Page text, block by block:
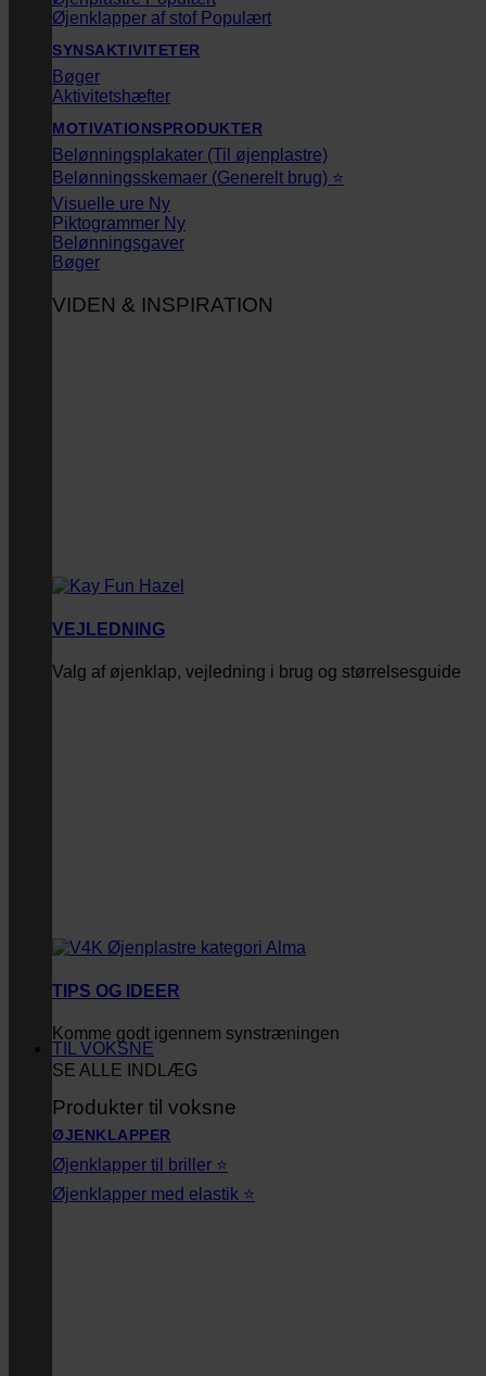
Øjenklapper af stof
SYNSAKTIVITETER
Bøger
Aktivitetshæfter
MOTIVATIONSPRODUKTER
Belønningsplakater (Til øjenplastre)
Belønningsskemaer (Generelt brug) ⭐
Visuelle ure
Piktogrammer
Belønningsgaver
Bøger
VIDEN & INSPIRATION
VEJLEDNING
Valg af øjenklap, vejledning i brug og størrelsesguide
TIPS OG IDEER
Komme godt igennem synstræningen
SE ALLE INDLÆG
TIL VOKSNE
Produkter til voksne
ØJENKLAPPER
Øjenklapper til briller ⭐
Øjenklapper med elastik ⭐